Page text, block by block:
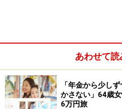
株主優待目的で最も買ってよ
あわせて読
「年金から少し
かさない」64歳
6万円旅